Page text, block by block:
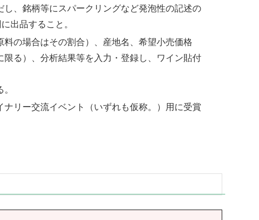
、銘柄等にスパークリングなど発泡性の記述の
出品すること。
の場合はその割合）、産地名、希望小売価格
る）、分析結果等を入力・登録し、ワイン貼付
リー交流イベント（いずれも仮称。）用に受賞